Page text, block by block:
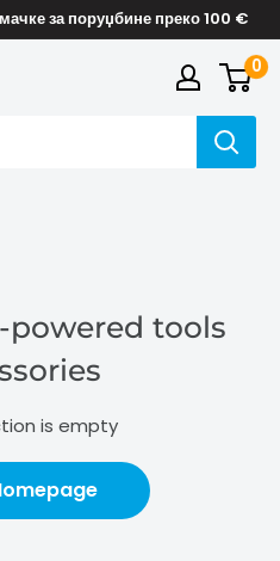
за поруџбине преко 100 €
0
powered tools
is empty